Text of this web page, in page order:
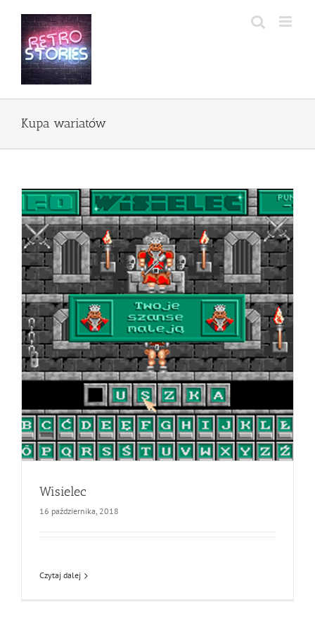
zawartości
Kupa wariatów
Wisielec
16 października, 2018
Czytaj dalej